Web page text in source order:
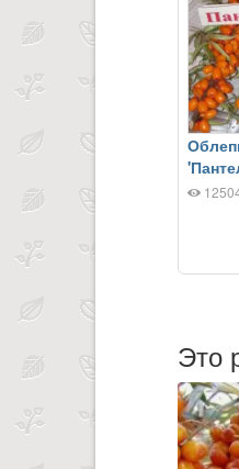
Это